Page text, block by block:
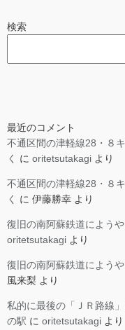
検索
最近のコメント
不通区間の津軽線28・８
く
に oritetsutakagi より
不通区間の津軽線28・８
く
に 伊藤勝幸 より
復旧の南阿蘇鉄道によう
oritetsutakagi より
復旧の南阿蘇鉄道によう
風来梨 より
私的に最後の「ＪＲ路線
の駅 に oritetsutakagi より